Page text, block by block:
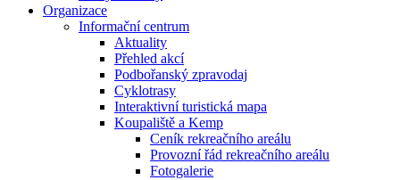
Organizace
Informační centrum
Aktuality
Přehled akcí
Podbořanský zpravodaj
Cyklotrasy
Interaktivní turistická mapa
Koupaliště a Kemp
Ceník rekreačního areálu
Provozní řád rekreačního areálu
Fotogalerie